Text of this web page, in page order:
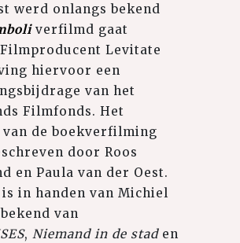
werd onlangs bekend
verfilmd gaat
Levitate
hiervoor een
van het
Filmfonds. Het
van de boekverfilming
door Roos
en Paula van der Oest.
in handen van Michiel
van
, Niemand in de staden